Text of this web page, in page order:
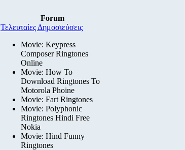
Forum
Τελευταίες Δημοσιεύσεις
Movie: Keypress
Composer Ringtones
Online
Movie: How To
Download Ringtones To
Motorola Phoine
Movie: Fart Ringtones
Movie: Polyphonic
Ringtones Hindi Free
Nokia
Movie: Hind Funny
Ringtones